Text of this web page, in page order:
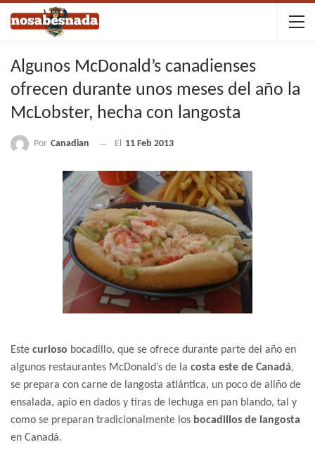
Algunos McDonald’s canadienses
ofrecen durante unos meses del año la
McLobster, hecha con langosta
Por Canadian El 11 Feb 2013
Este curioso bocadillo, que se ofrece durante parte del año en
algunos restaurantes McDonald’s de la costa este de Canadá,
se prepara con carne de langosta atlántica, un poco de aliño de
ensalada, apio en dados y tiras de lechuga en pan blando, tal y
como se preparan tradicionalmente los bocadillos de langosta
en Canadá.